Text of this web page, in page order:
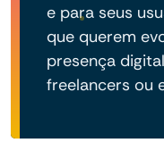
e para seus
que querem
presença
freelancers ou